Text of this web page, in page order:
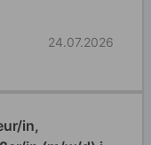
24.07.2026
in,